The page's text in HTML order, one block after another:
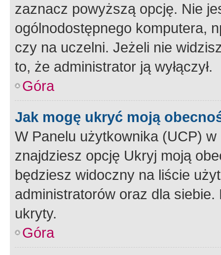
zaznacz powyższą opcję. Nie
ogólnodostępnego komputera,
czy na uczelni. Jeżeli nie
to, że administrator ją wyłączył.
Góra
Jak mogę ukryć moją
W Panelu użytkownika (UCP) w
znajdziesz opcję Ukryj moją
będziesz widoczny na liście
administratorów oraz dla
ukryty.
Góra